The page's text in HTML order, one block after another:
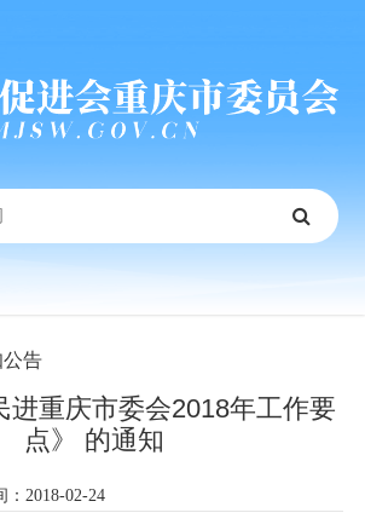
告
进重庆市委会2018年工作要
点》 的通知
：2018-02-24